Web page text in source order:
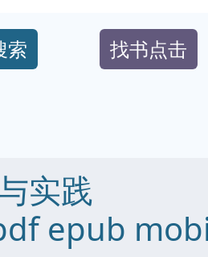
索 找书点击
实践
epub